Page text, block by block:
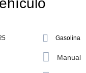
Gasolina
Manual